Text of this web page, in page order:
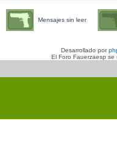
Mensajes sin leer
Desarrollado por
El Foro Fauerzaesp